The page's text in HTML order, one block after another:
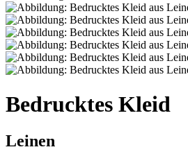
Bedrucktes Kleid
Leinen